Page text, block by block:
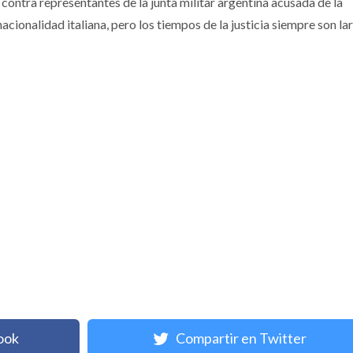
italiana, pero los tiempos de la justicia siempre son
Compartir en Twitter